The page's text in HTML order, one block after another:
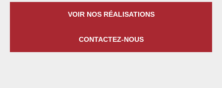
VOIR NOS RÉALISATIONS
CONTACTEZ-NOUS